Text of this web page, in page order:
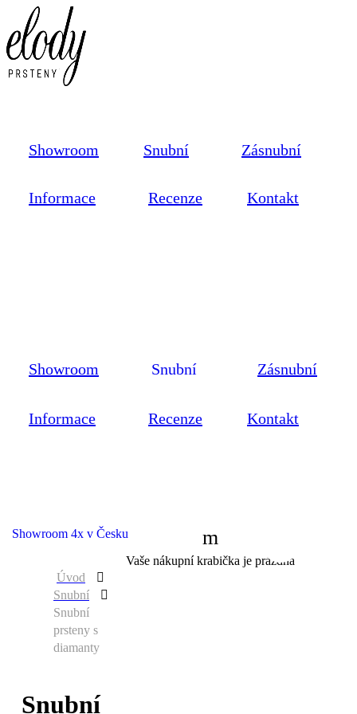
Showroom Snubní Zásnubní
Informace Recenze Kontakt
Showroom Snubní Zásnubní
Informace Recenze Kontakt
Vaše nákupní krabička je prázdná
Showroom 4x v Česku
Úvod
Snubní
Snubní
prsteny s
diamanty
Snubní